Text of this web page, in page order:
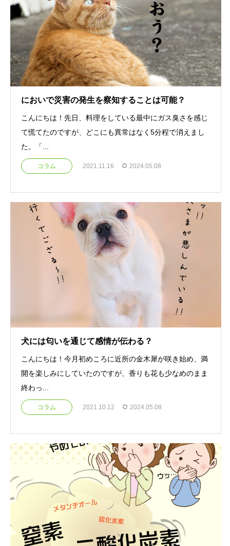
においで災害の発生を察知することは可能？
こんにちは！先日、料理をしている最中にガス臭さを感じ
て慌てたのですが、どこにも異常はなく5分程で消えまし
た。「...
コラム 2021.11.16 2024.05.08
犬には匂いを通じて感情が伝わる？
こんにちは！今月初めころに近所の金木犀が咲き始め、満
開を楽しみにしていたのですが、香りも花も少なめのまま
終わっ...
コラム 2021.10.12 2024.05.08